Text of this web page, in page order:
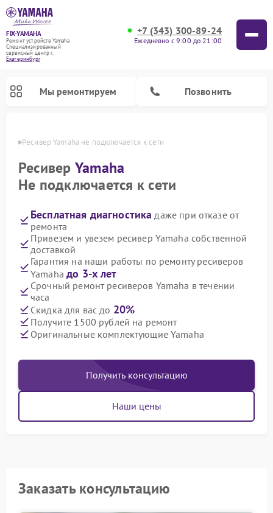
FIX-YAMAHA
Ремонт устройств Yamaha
Специализированный
cервисный центр г.
Екатеринбург
+7 (343) 300-89-24
Ежедневно с 9:00 до 21:00
Мы ремонтируем Позвонить
Ресивер Yamaha не подключается к сети
Ресивер Yamaha
Не подключается к сети
Бесплатная диагностика даже при отказе от
ремонта
Привезем и увезем ресивер Yamaha собственной
доставкой
Гарантия на наши работы по ремонту ресиверов
Yamahaдо 3-х лет
Срочный ремонт ресиверов Yamaha в течении
часа
Скидка для вас до 20%
Получите 1500 рублей на ремонт
Оригинальные комплектующие Yamaha
Получить консультацию
Наши цены
Заказать консультацию